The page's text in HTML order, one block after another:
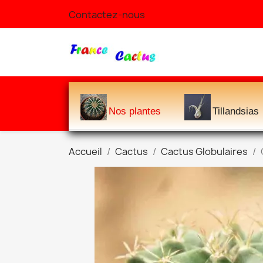
Contactez-nous
Nos plantes Tillandsias
Accueil Cactus Cactus Globulaires